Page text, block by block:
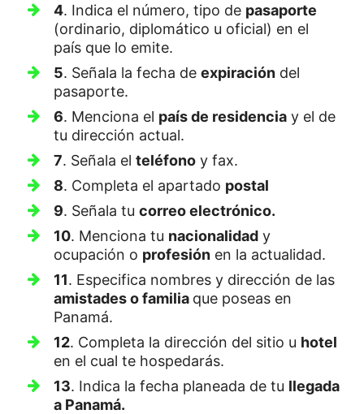
4. Indica el número, tipo de pasaporte
(ordinario, diplomático u oficial) en el
país que lo emite.
5. Señala la fecha de expiración del
pasaporte.
6. Menciona el país de residencia y el de
tu dirección actual.
7. Señala el teléfono y fax.
8. Completa el apartado postal
9. Señala tu correo electrónico.
10. Menciona tu nacionalidad y
ocupación o profesión en la actualidad.
11. Especifica nombres y dirección de las
amistades o familia que poseas en
Panamá.
12. Completa la dirección del sitio u hotel
en el cual te hospedarás.
13. Indica la fecha planeada de tu llegada
a Panamá.